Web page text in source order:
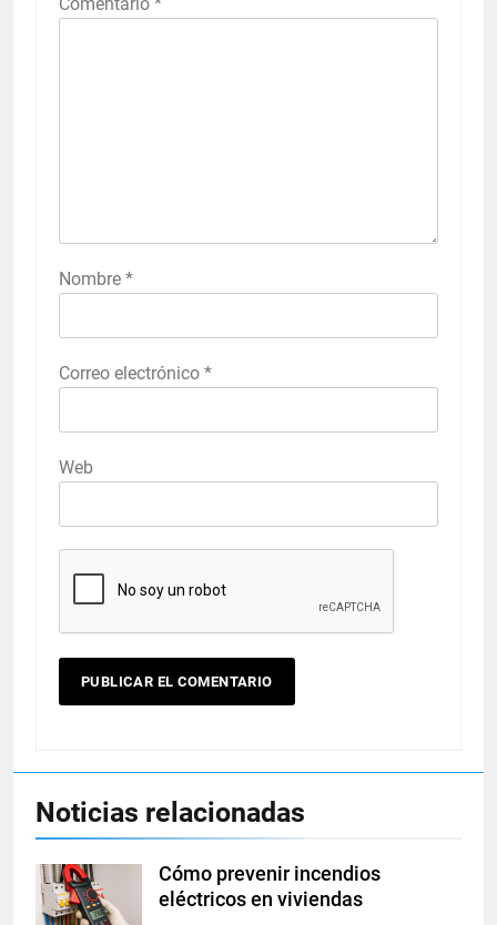
Nombre *
Correo electrónico *
Web
Noticias relacionadas
Cómo prevenir incendios
eléctricos en viviendas